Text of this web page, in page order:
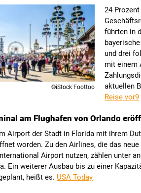
©iStock Foottoo
24
führten in
und drei
mit einem
aktuellen
Reise vor9
am Flughafen von Orlando
Airport der Stadt in Florida mit ihrem
worden. Zu den Airlines, die das
Airport nutzen, zählen unter
Ein weiterer Ausbau bis zu einer
heißt es. USA Today